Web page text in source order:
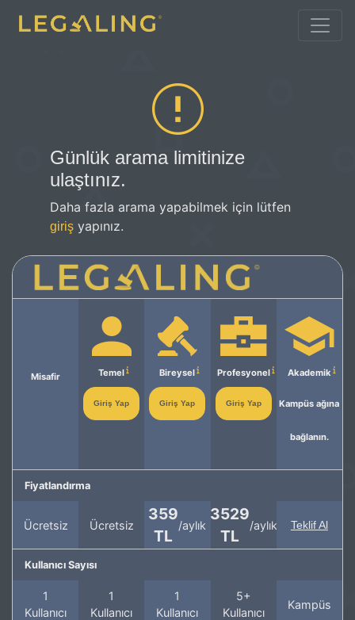
Günlük arama limitinize
ulaştınız.
Daha fazla arama yapabilmek için lütfen
giriş yapınız.
Misafir Temel
Giriş Yap
Bireysel
Giriş Yap
Profesyonel
Giriş Yap
Akademik
Kampüs ağına
bağlanın.
Fiyatlandırma
Ücretsiz Ücretsiz
359
TL
/aylık
3529
TL
/aylık Teklif Al
Kullanıcı Sayısı
1
Kullanıcı
1
Kullanıcı
1
Kullanıcı
5+
Kullanıcı
Kampüs